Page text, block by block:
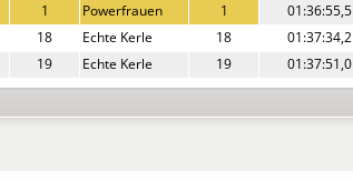
1 Powerfrauen 1 01:36:55,5
18 Echte Kerle 18 01:37:34,2
19 Echte Kerle 19 01:37:51,0